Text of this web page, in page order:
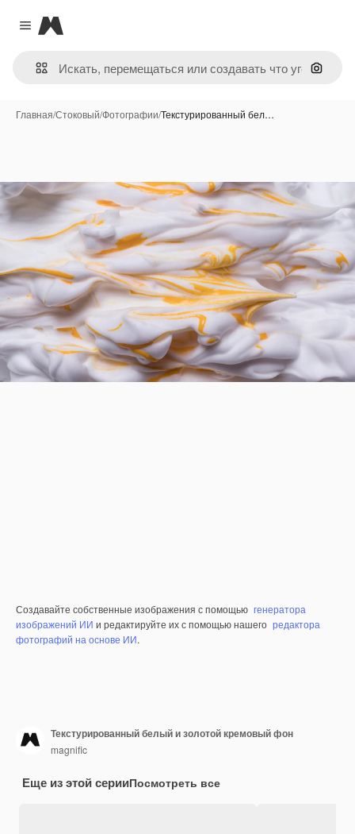
Close menu
Magnific
Поиск
Главная/Стоковый/Фотографии/Текстурированный бел…
Создавайте собственные изображения с помощью генератора
изображений ИИ и редактируйте их с помощью нашего редактора
фотографий на основе ИИ.
Текстурированный белый и золотой кремовый фон
magnific
Еще из этой серииПосмотреть все